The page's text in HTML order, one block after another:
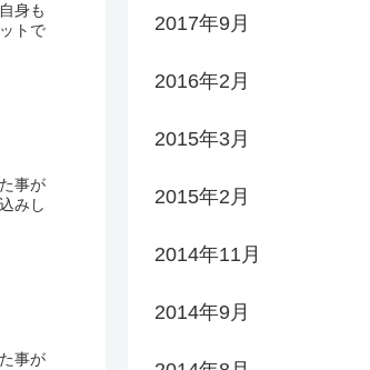
身も
トで
事が
みし
事が
2017年9月
2016年2月
2015年3月
2015年2月
2014年11月
2014年9月